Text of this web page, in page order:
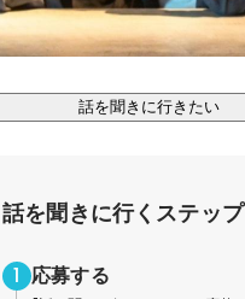
話を聞きに行きたい
話を聞きに行くステップ
応募する